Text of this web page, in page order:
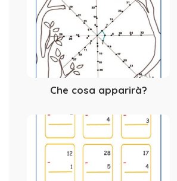
Che cosa apparirà?